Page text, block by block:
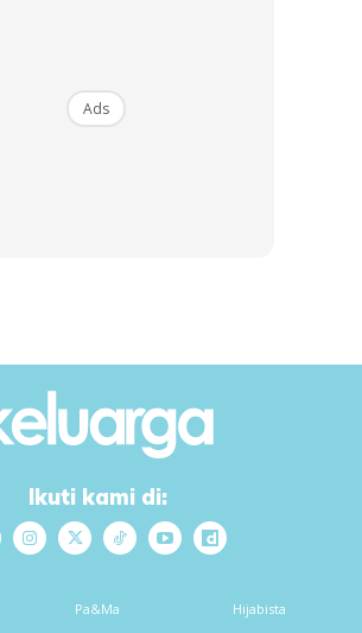
sardin atau apa-apa kuah.
berminat dengan
Ads
Ikuti kami di:
Pa&Ma Hijabista